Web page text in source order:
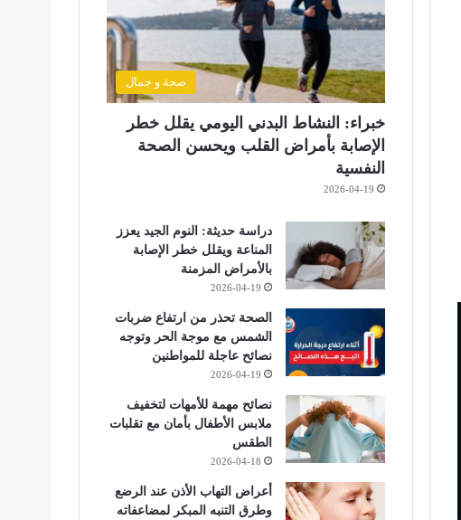
صحة و جمال
خبراء: النشاط البدني اليومي يقلل خطر
الإصابة بأمراض القلب ويحسن الصحة
النفسية
2026-04-19
دراسة حديثة: النوم الجيد يعزز
المناعة ويقلل خطر الإصابة
بالأمراض المزمنة
2026-04-19
الصحة تحذر من ارتفاع ضربات
الشمس مع موجة الحر وتوجه
نصائح عاجلة للمواطنين
2026-04-19
نصائح مهمة للأمهات لتخفيف
ملابس الأطفال بأمان مع تقلبات
الطقس
2026-04-18
أعراض التهاب الأذن عند الرضع
وطرق التنبه المبكر لمضاعفاته